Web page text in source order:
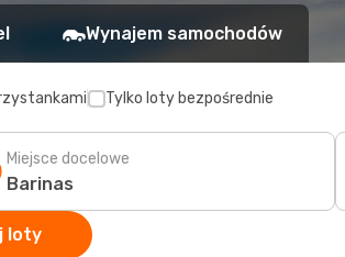
Wynajem samochodów
Tylko loty bezpośrednie
Miejsce docelowe
loty